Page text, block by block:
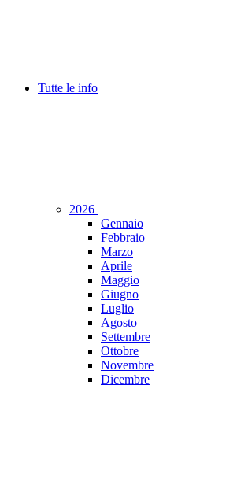
Tutte le info
2026
Gennaio
Febbraio
Marzo
Aprile
Maggio
Giugno
Luglio
Agosto
Settembre
Ottobre
Novembre
Dicembre